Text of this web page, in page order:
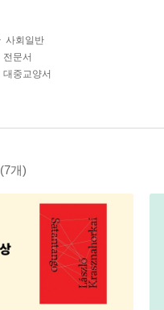
사회일반
전문서
대중교양서
(7개)